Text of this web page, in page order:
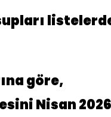
göre,
Nisan 2026